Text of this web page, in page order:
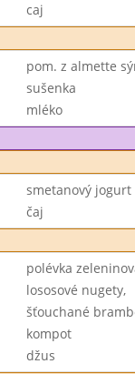
caj
pom. z almette
sušenka
mléko
smetanový
čaj
polévka
lososové nugety,
šťouchané
kompot
džus